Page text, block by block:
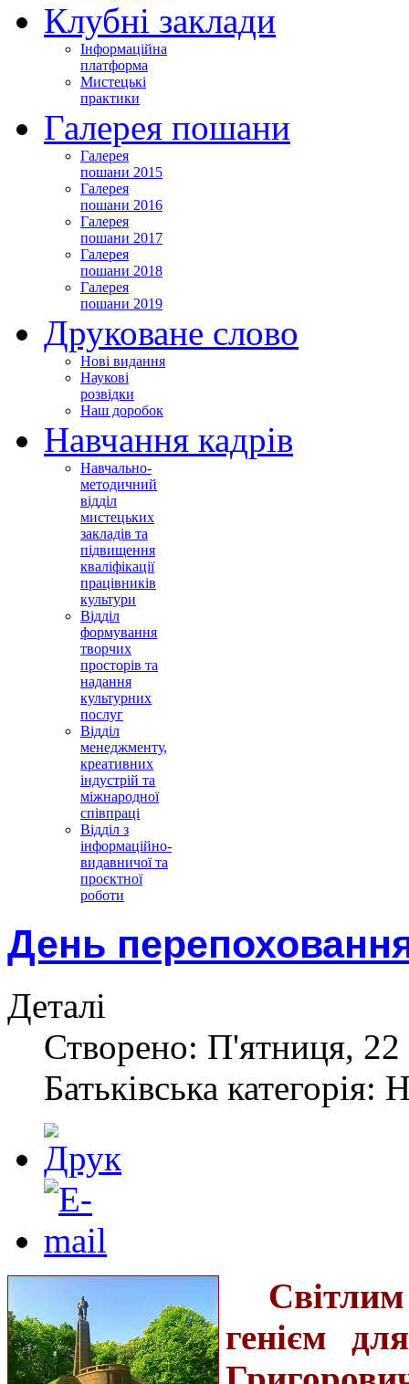
Клубні заклади
Інформаційна
платформа
Мистецькі
практики
Галерея пошани
Галерея
пошани 2015
Галерея
пошани 2016
Галерея
пошани 2017
Галерея
пошани 2018
Галерея
пошани 2019
Друковане слово
Нові видання
Наукові
розвідки
Наш доробок
Навчання кадрів
Навчально-
методичний
відділ
мистецьких
закладів та
підвищення
кваліфікації
працівників
культури
Відділ
формування
творчих
просторів та
надання
культурних
послуг
Відділ
менеджменту,
креативних
індустрій та
міжнародної
співпраці
Відділ з
інформаційно-
видавничої та
проєктної
роботи
День
Деталі
Створено: П'ятниця,
Батьківська категорія:
генієм